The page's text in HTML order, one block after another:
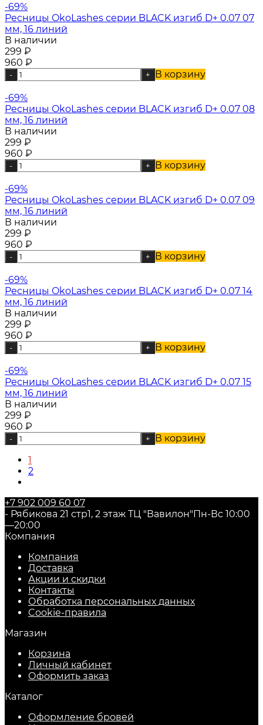
-69%
Ресницы OkoLashes серии BLACK изгиб D+ 0.07 07
мм, 16 линий
В наличии
299 ₽
960 ₽
- + В корзину
-69%
Ресницы OkoLashes серии BLACK изгиб D+ 0.07 08
мм, 16 линий
В наличии
299 ₽
960 ₽
- + В корзину
-69%
Ресницы OkoLashes серии BLACK изгиб D+ 0.07 09
мм, 16 линий
В наличии
299 ₽
960 ₽
- + В корзину
-69%
Ресницы OkoLashes серии BLACK изгиб D+ 0.07 14
мм, 16 линий
В наличии
299 ₽
960 ₽
- + В корзину
-69%
Ресницы OkoLashes серии BLACK изгиб D+ 0.07 15
мм, 16 линий
В наличии
299 ₽
960 ₽
- +
В корзину
1
2
+7 902 009 60 07
- Рябикова 21 стр1, 2 этаж ТЦ "Вавилон"Пн-Вс 10:00
—20:00
Компания
Компания
Доставка
Акции и скидки
Контакты
Обработка персональных данных
Cookie-правила
Магазин
Корзина
Личный кабинет
Оформить заказ
Каталог
Оформление бровей